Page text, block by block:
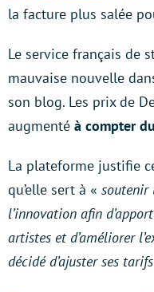
la facture plus salée
Le service français de
mauvaise nouvelle
son blog. Les prix de
augmenté à compter
La plateforme justifie
qu’elle sert à « soutenir
l’innovation afin
artistes et d’améliorer
décidé d’ajuster ses tarifs